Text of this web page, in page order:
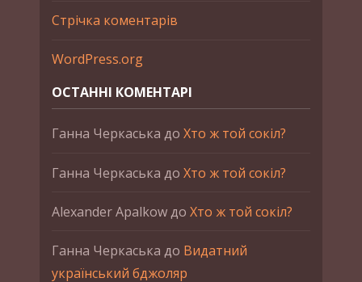
Стрічка коментарів
WordPress.org
ОСТАННІ КОМЕНТАРІ
Ганна Черкаська до Хто ж той сокіл?
Ганна Черкаська до Хто ж той сокіл?
Alexander Apalkowдо Хто ж той сокіл?
Ганна Черкаська до Видатний
український бджоляр